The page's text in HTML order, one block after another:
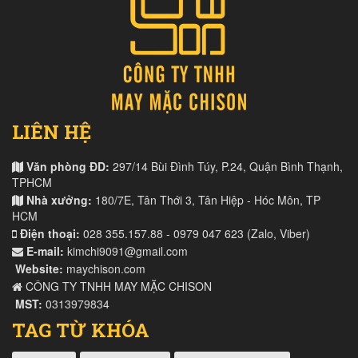
LIÊN HỆ
Văn phòng ĐD: 297/14 Bùi Đình Túy, P.24, Quận Bình Thạnh,
TPHCM
Nhà xưởng: 180/7E, Tân Thới 3, Tân Hiệp - Hóc Môn, TP
HCM
Điện thoại: 028 355.157.88 - 0979 047 623 (Zalo, Viber)
E-mail: kimchi9091@gmail.com
Website: maychison.com
CÔNG TY TNHH MAY MẶC CHISON
MST: 0313979834
TAG TỪ KHÓA